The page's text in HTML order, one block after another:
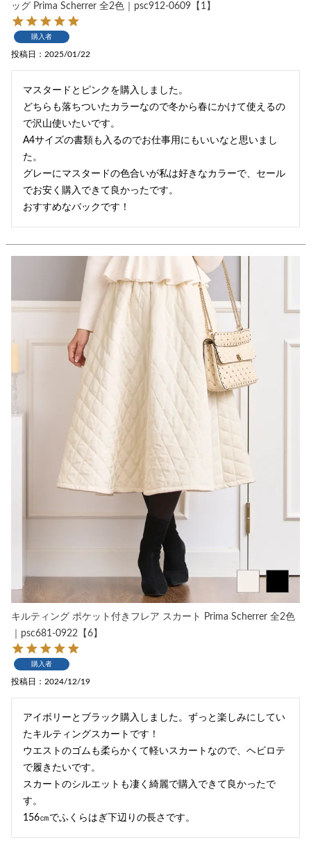
ッグ Prima Scherrer 全2色｜psc912-0609【1】
購入者
投稿日 2025/01/22
マスタードとピンクを購入しました。
どちらも落ちついたカラーなので冬から春にかけて使えるの
で沢山使いたいです。
A4サイズの書類も入るのでお仕事用にもいいなと思いまし
た。
グレーにマスタードの色合いが私は好きなカラーで、セール
でお安く購入できて良かったです。
おすすめなバックです！
キルティング ポケット付きフレア スカート Prima Scherrer 全2色
｜psc681-0922【6】
購入者
投稿日 2024/12/19
アイボリーとブラック購入しました。ずっと楽しみにしてい
たキルティングスカートです！
ウエストのゴムも柔らかくて軽いスカートなので、ヘビロテ
で履きたいです。
スカートのシルエットも凄く綺麗で購入できて良かったで
す。
156㎝でふくらはぎ下辺りの長さです。